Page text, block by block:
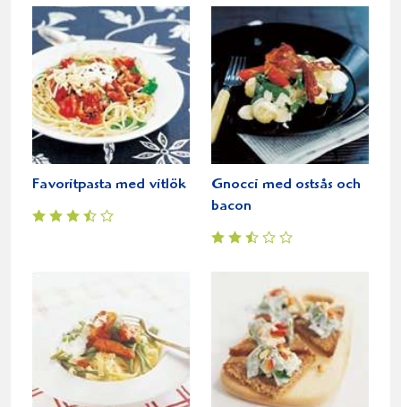
Favoritpasta med vitlök
Gnocci med ostsås och
bacon